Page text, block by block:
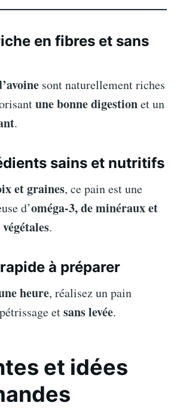
en fibres et sans
sont naturellement riches
une bonne digestionet un
.
sains et nutritifs
et graines, ce pain est une
d’oméga-3, de minéraux et
.
à préparer
heure, réalisez un pain
etsans levée.
et idées